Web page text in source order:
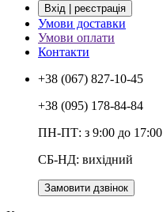
Вхід | реєстрація
Умови доставки
Умови оплати
Контакти
+38 (067) 827-10-45
+38 (095) 178-84-84
ПН-ПТ: з 9:00 до 17:00
СБ-НД: вихідний
Замовити дзвінок